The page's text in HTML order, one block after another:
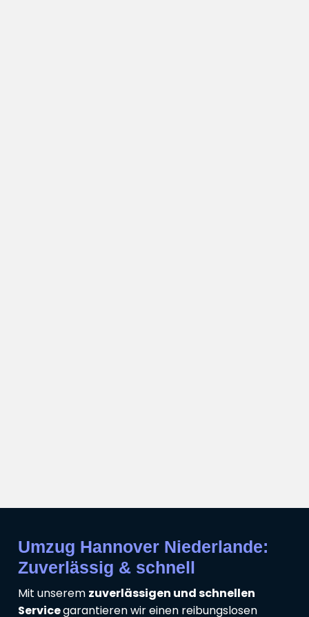
Umzug Hannover Niederlande:
Zuverlässig & schnell
Mit unserem zuverlässigen und schnellen
Servicegarantieren wir einen reibungslosen